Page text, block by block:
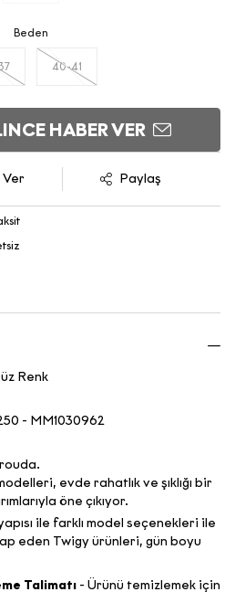
Beden
40-41
HABER VER
Ver Paylaş
Renk
- MM1030962
evde rahatlık ve şıklığı bir
öne çıkıyor.
ile farklı model seçenekleri ile
eden Twigy ürünleri, gün boyu
Talimatı - Ürünü temizlemek için